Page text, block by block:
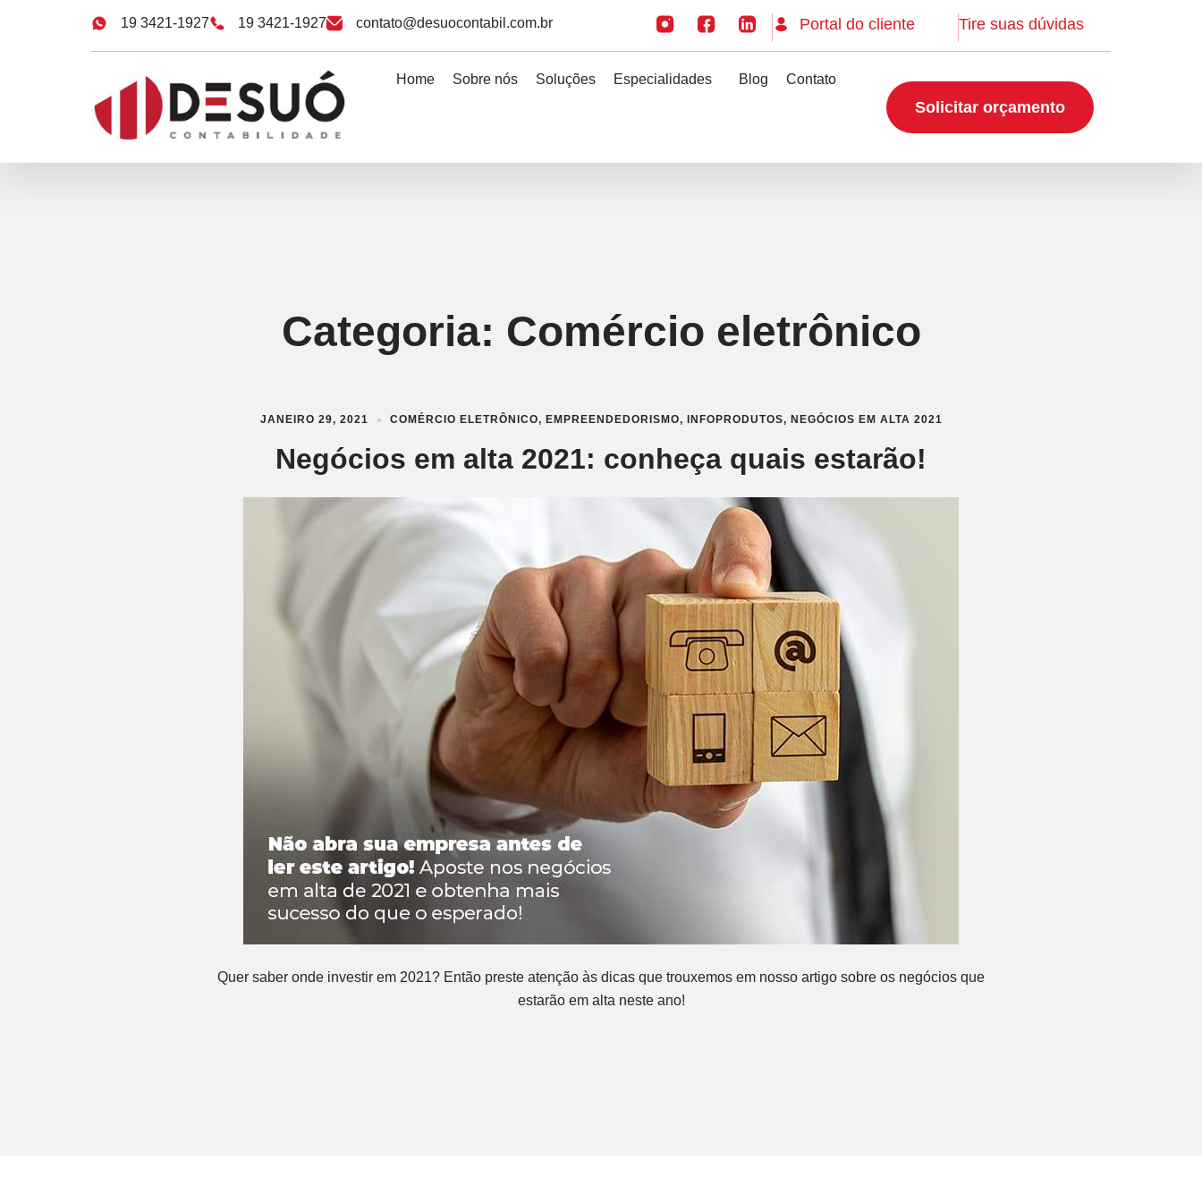
19 3421-1927 19 3421-1927 contato@desuocontabil.com.br Portal do cliente Tire suas dúvidas
Home Sobre nós Soluções Especialidades Blog Contato
Solicitar orçamento
Categoria: Comércio eletrônico
JANEIRO 29, 2021 COMÉRCIO ELETRÔNICO, EMPREENDEDORISMO, INFOPRODUTOS, NEGÓCIOS EM ALTA 2021
Negócios em alta 2021: conheça quais estarão!
Quer saber onde investir em 2021? Então preste atenção às dicas que trouxemos em nosso artigo sobre os negócios que
estarão em alta neste ano!